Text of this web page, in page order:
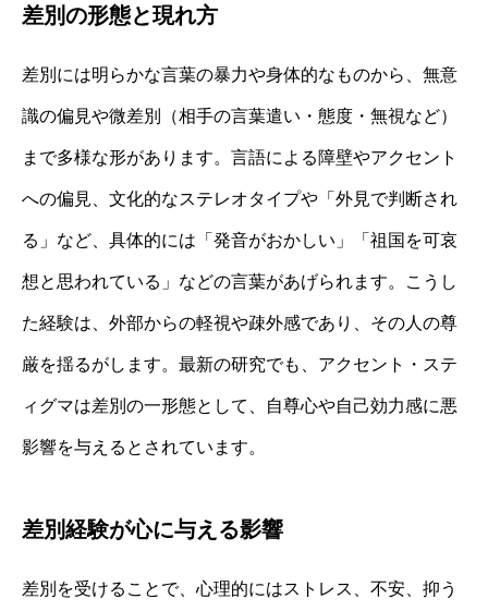
差別の形態と現れ方
差別には明らかな言葉の暴力や身体的なものから、無意
識の偏見や微差別（相手の言葉遣い・態度・無視など）
まで多様な形があります。言語による障壁やアクセント
への偏見、文化的なステレオタイプや「外見で判断され
る」など、具体的には「発音がおかしい」「祖国を可哀
想と思われている」などの言葉があげられます。こうし
た経験は、外部からの軽視や疎外感であり、その人の尊
厳を揺るがします。最新の研究でも、アクセント・ステ
ィグマは差別の一形態として、自尊心や自己効力感に悪
影響を与えるとされています。
差別経験が心に与える影響
差別を受けることで、心理的にはストレス、不安、抑う